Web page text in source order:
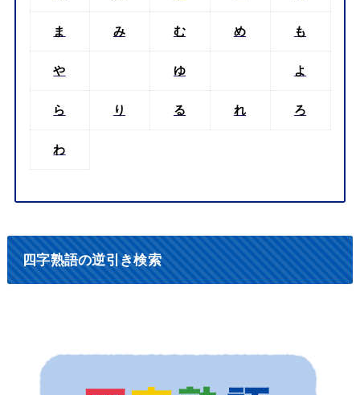
ま み む め も
や ゆ よ
ら り る れ ろ
わ
四字熟語の逆引き検索